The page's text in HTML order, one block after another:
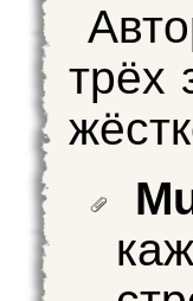
трёх